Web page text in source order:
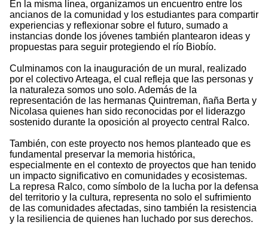
En la misma línea, organizamos un encuentro entre los
ancianos de la comunidad y los estudiantes para compartir
experiencias y reflexionar sobre el futuro, sumado a
instancias donde los jóvenes también plantearon ideas y
propuestas para seguir protegiendo el río Biobío.
Culminamos con la inauguración de un mural, realizado
por el colectivo Arteaga, el cual refleja que las personas y
la naturaleza somos uno solo. Además de la
representación de las hermanas Quintreman, ñaña Berta y
Nicolasa quienes han sido reconocidas por el liderazgo
sostenido durante la oposición al proyecto central Ralco.
También, con este proyecto nos hemos planteado que es
fundamental preservar la memoria histórica,
especialmente en el contexto de proyectos que han tenido
un impacto significativo en comunidades y ecosistemas.
La represa Ralco, como símbolo de la lucha por la defensa
del territorio y la cultura, representa no solo el sufrimiento
de las comunidades afectadas, sino también la resistencia
y la resiliencia de quienes han luchado por sus derechos.